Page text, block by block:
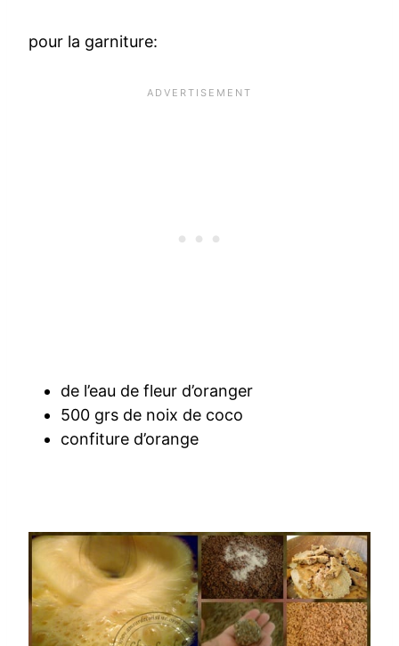
pour la garniture:
de l’eau de fleur d’oranger
500 grs de noix de coco
confiture d’orange